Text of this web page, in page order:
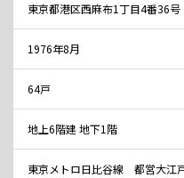
東京都港区西麻布1丁目4番36号
1976年8月
64戸
地上6階建 地下1階
東京メトロ日比谷線 都営大江